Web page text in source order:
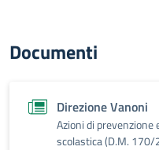
Documenti
Direzione Vanoni
Azioni di
scolastica (D.M. 170/